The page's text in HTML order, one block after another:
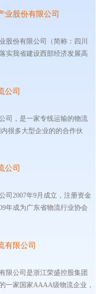
业股份有限公司
股份有限公司（简称：四川
实我省建设西部经济发展高
公司
司，是一家专线运输的物流
很多大型企业的的合作伙
公司
司2007年9月成立，注册资金
年成为广东省物流行业协会
有限公司
限公司是浙江荣盛控股集团
一家国家AAAA级物流企业，